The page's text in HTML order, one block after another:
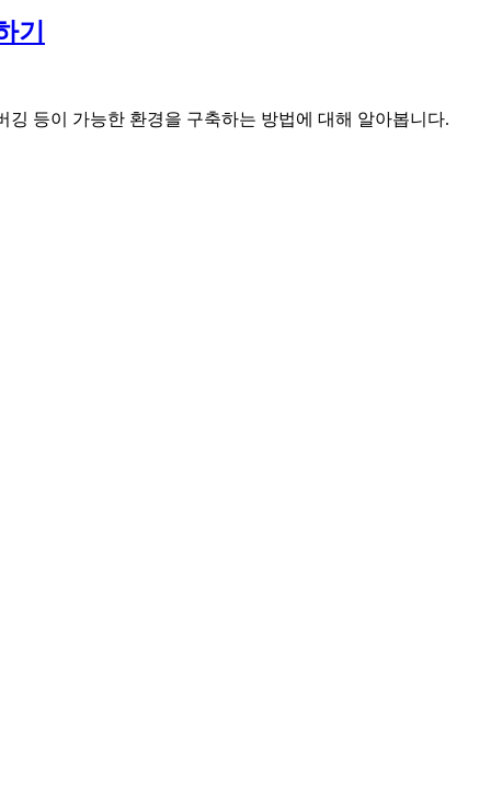
기
깅 등이 가능한 환경을 구축하는 방법에 대해 알아봅니다.